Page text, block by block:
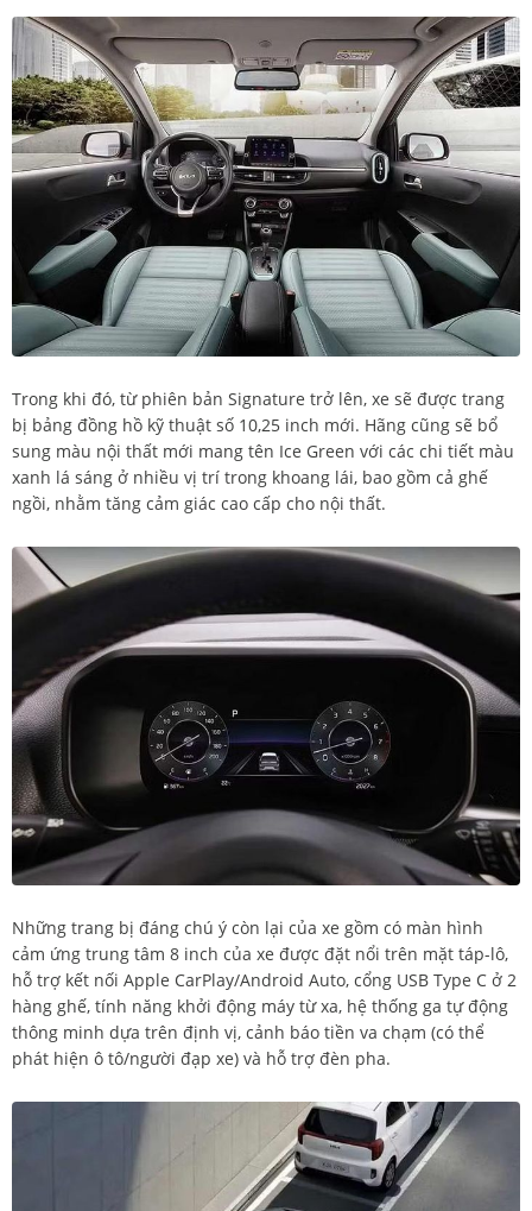
Trong khi đó, từ phiên bản Signature trở lên, xe sẽ được trang
bị bảng đồng hồ kỹ thuật số 10,25 inch mới. Hãng cũng sẽ bổ
sung màu nội thất mới mang tên Ice Green với các chi tiết màu
xanh lá sáng ở nhiều vị trí trong khoang lái, bao gồm cả ghế
ngồi, nhằm tăng cảm giác cao cấp cho nội thất.
Những trang bị đáng chú ý còn lại của xe gồm có màn hình
cảm ứng trung tâm 8 inch của xe được đặt nổi trên mặt táp-lô,
hỗ trợ kết nối Apple CarPlay/Android Auto, cổng USB Type C ở 2
hàng ghế, tính năng khởi động máy từ xa, hệ thống ga tự động
thông minh dựa trên định vị, cảnh báo tiền va chạm (có thể
phát hiện ô tô/người đạp xe) và hỗ trợ đèn pha.